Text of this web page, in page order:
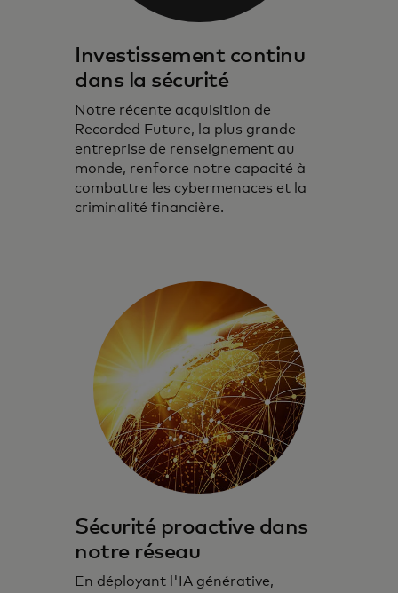
Investissement continu
dans la sécurité
Notre récente acquisition de
Recorded Future, la plus grande
entreprise de renseignement au
monde, renforce notre capacité à
combattre les cybermenaces et la
criminalité financière.
Sécurité proactive dans
notre réseau
En déployant l'IA générative,